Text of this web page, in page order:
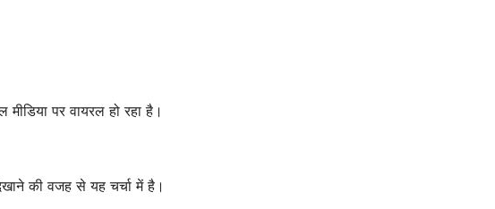
पर वायरल हो रहा है।
की वजह से यह चर्चा में है।